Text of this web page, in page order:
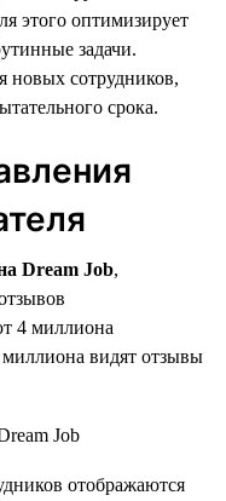
этого оптимизирует
задачи.
новых сотрудников,
срока.
Dream Job,
4 миллиона
видят отзывы
отображаются